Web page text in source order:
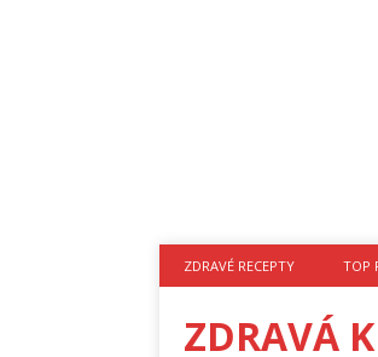
ZDRAVÉ RECEPTY TOP
ZDRAVÁ